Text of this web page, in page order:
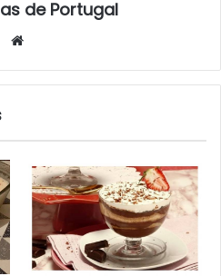
de Portugal